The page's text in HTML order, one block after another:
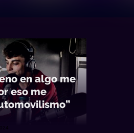
en algo me
eso me